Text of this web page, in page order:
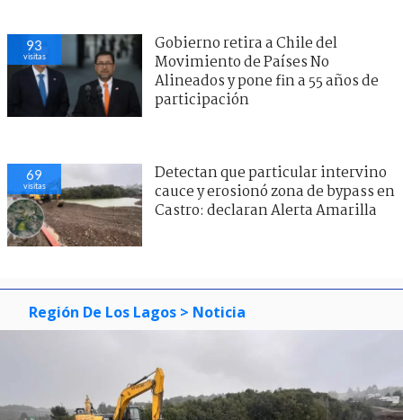
93
visitas
Gobierno retira a Chile del
Movimiento de Países No
Alineados y pone fin a 55 años de
participación
69
visitas
Detectan que particular intervino
cauce y erosionó zona de bypass en
Castro: declaran Alerta Amarilla
Región De Los Lagos > Noticia